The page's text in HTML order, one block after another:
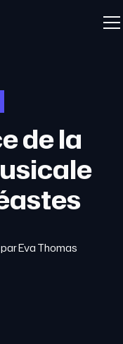
de la
parEva Thomas